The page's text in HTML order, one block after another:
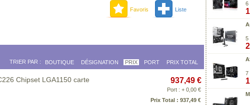
Favoris Liste
TRIER PAR : BOUTIQUE DÉSIGNATION PRIX PORT PRIX TOTAL
Chipset LGA1150 carte
937,49 €
Port : + 0,00 €
Prix Total : 937,49 €
6
5
7